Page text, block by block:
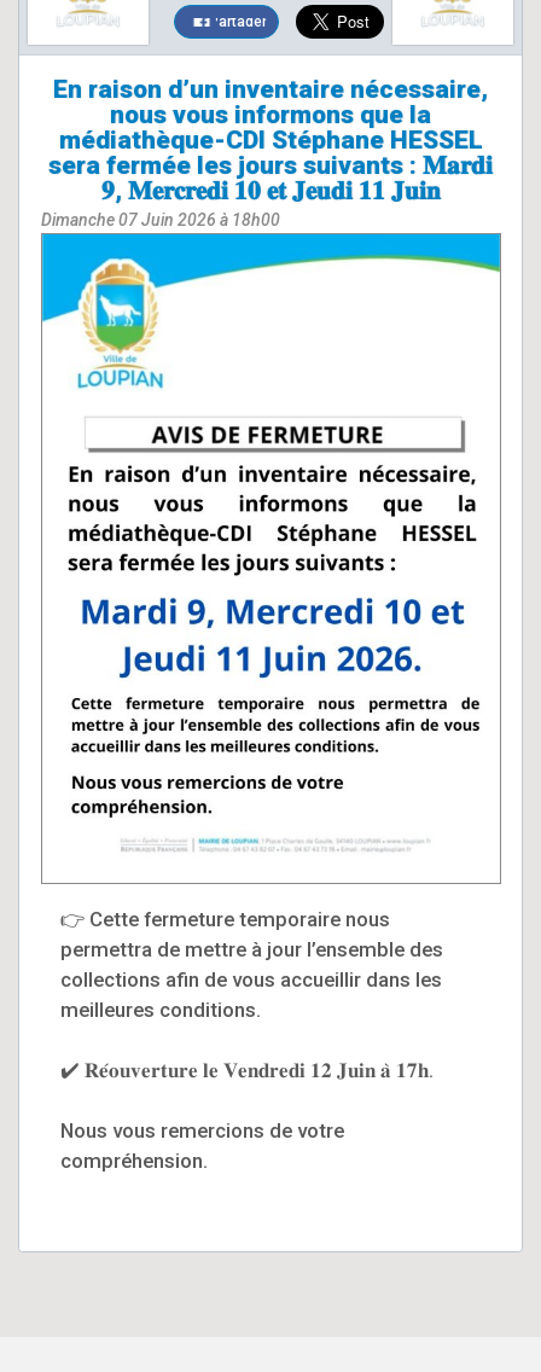
Partager
En raison d’un inventaire nécessaire,
nous vous informons que la
médiathèque-CDI Stéphane HESSEL
sera fermée les jours suivants : 𝐌𝐚𝐫𝐝𝐢
𝟗, 𝐌𝐞𝐫𝐜𝐫𝐞𝐝𝐢 𝟏𝟎 𝐞𝐭 𝐉𝐞𝐮𝐝𝐢 𝟏𝟏 𝐉𝐮𝐢𝐧
Dimanche 07 Juin 2026 à 18h00
👉​ Cette fermeture temporaire nous
permettra de mettre à jour l’ensemble des
collections afin de vous accueillir dans les
meilleures conditions.
​✔️​ 𝐑𝐞́𝐨𝐮𝐯𝐞𝐫𝐭𝐮𝐫𝐞 𝐥𝐞 𝐕𝐞𝐧𝐝𝐫𝐞𝐝𝐢 𝟏𝟐 𝐉𝐮𝐢𝐧 𝐚̀ 𝟏𝟕𝐡.
Nous vous remercions de votre
compréhension.